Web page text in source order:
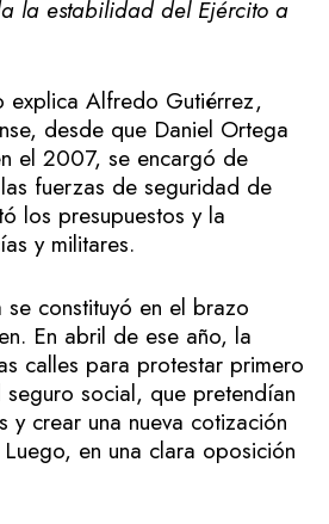
la estabilidad del Ejército a
explica Alfredo Gutiérrez,
desde que Daniel Ortega
el 2007, se encargó de
fuerzas de seguridad de
los presupuestos y la
y militares.
constituyó en el brazo
En abril de ese año, la
calles para protestar primero
social, que pretendían
y crear una nueva cotización
en una clara oposición